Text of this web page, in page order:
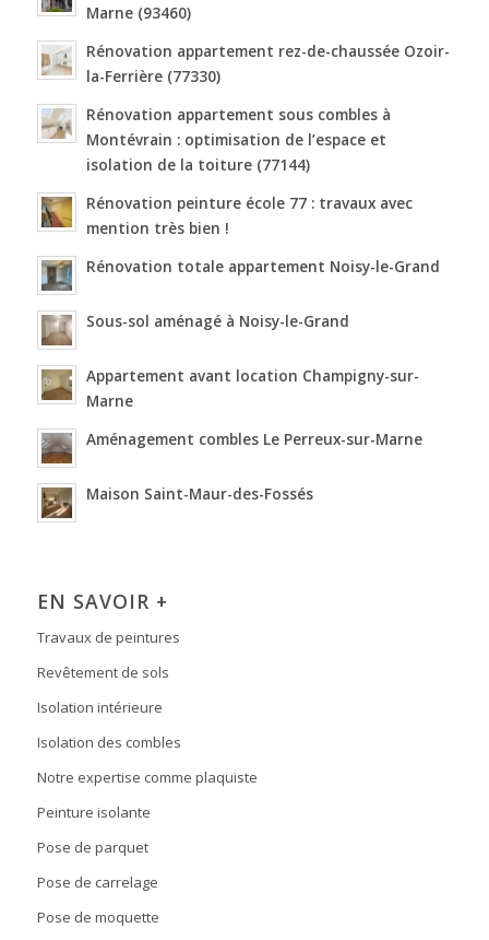
Marne (93460)
Rénovation appartement rez-de-chaussée Ozoir-
la-Ferrière (77330)
Rénovation appartement sous combles à
Montévrain : optimisation de l’espace et
isolation de la toiture (77144)
Rénovation peinture école 77 : travaux avec
mention très bien !
Rénovation totale appartement Noisy-le-Grand
Sous-sol aménagé à Noisy-le-Grand
Appartement avant location Champigny-sur-
Marne
Aménagement combles Le Perreux-sur-Marne
Maison Saint-Maur-des-Fossés
EN SAVOIR +
Travaux de peintures
Revêtement de sols
Isolation intérieure
Isolation des combles
Notre expertise comme plaquiste
Peinture isolante
Pose de parquet
Pose de carrelage
Pose de moquette